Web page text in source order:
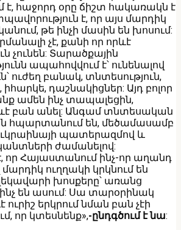
է, հաջորդ օրը ճիշտ հակառակն է
է, որ այս մարդիկ
թե ինչի մասին են խոսում:
չէ, քանի որ որևէ
չունեն: Տարածքային
ապահովվում է՝ ունենալով
ուժեղ բանակ, տնտեսություն,
դաշնակիցներ: Այդ բոլոր
ամեն ինչ տապալեցին,
բան անել: Անգամ տնտեսական
հպարտանում են, մեծամասամբ
պատերազմով և
ժամանելով:
որ Հայաստանում ինչ-որ աղանդ
մարդիկ ուղղակի կրկնում են
խոսքերը՝ առանց
են ասում: Սա տարօրինակ
ուրիշ երկրում նման բան չէի
որ կտեսնենք»,-ընդգծում է նա: